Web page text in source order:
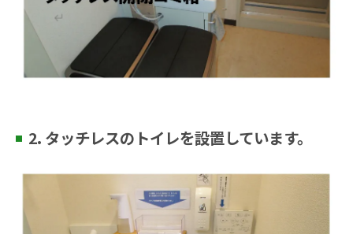
2. タッチレスのトイレを設置しています。